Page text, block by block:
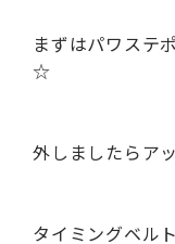
まずはパワステ
☆
外しましたらア
タイミングベル